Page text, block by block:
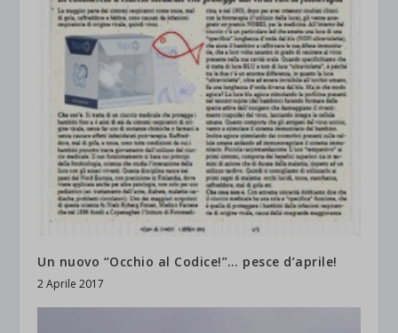
Un nuovo “Occhio al Codice!”… pesce d’aprile!
2 Aprile 2017